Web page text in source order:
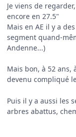
Je viens de
encore en 27.5"
Mais en AE il y a
segment quand-
Andenne...)
Mais bon, à 52 ans,
devenu compliqué
Puis il y a aussi les
arbres abattus,